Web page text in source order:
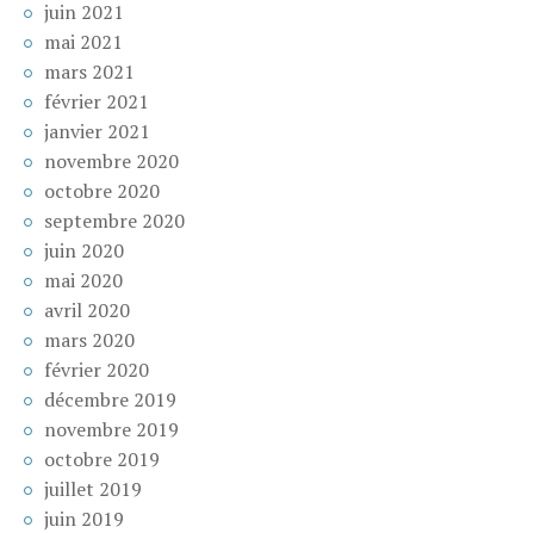
juin 2021
mai 2021
mars 2021
février 2021
janvier 2021
novembre 2020
octobre 2020
septembre 2020
juin 2020
mai 2020
avril 2020
mars 2020
février 2020
décembre 2019
novembre 2019
octobre 2019
juillet 2019
juin 2019